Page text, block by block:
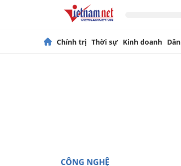
Chính trị Thời sự Kinh doanh
CÔNG NGHỆ